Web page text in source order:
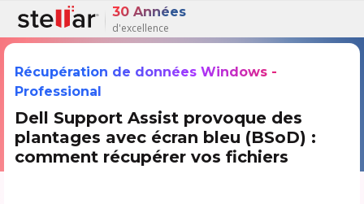
30 Années
d'excellence
Récupération de données Windows -
Professional
Dell Support Assist provoque des
plantages avec écran bleu (BSoD) :
comment récupérer vos fichiers